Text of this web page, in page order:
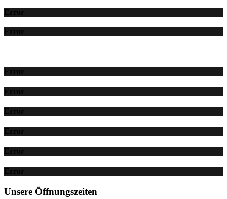
Error
Error
Error
Error
Error
Error
Error
Error
Unsere Öffnungszeiten